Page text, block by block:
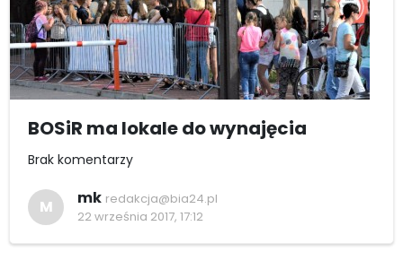
BOSiR ma lokale do wynajęcia
Brak komentarzy
M mk redakcja@bia24.pl
22 września 2017, 17:12